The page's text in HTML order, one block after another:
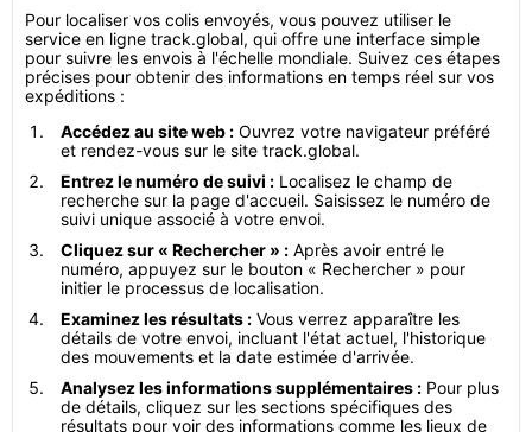
Pour localiser vos colis envoyés, vous pouvez utiliser le
service en ligne track.global, qui offre une interface simple
pour suivre les envois à l'échelle mondiale. Suivez ces étapes
précises pour obtenir des informations en temps réel sur vos
expéditions :
Accédez au site web : Ouvrez votre navigateur préféré
et rendez-vous sur le site track.global.
Entrez le numéro de suivi : Localisez le champ de
recherche sur la page d'accueil. Saisissez le numéro de
suivi unique associé à votre envoi.
Cliquez sur « Rechercher » : Après avoir entré le
numéro, appuyez sur le bouton « Rechercher » pour
initier le processus de localisation.
Examinez les résultats : Vous verrez apparaître les
détails de votre envoi, incluant l'état actuel, l'historique
des mouvements et la date estimée d'arrivée.
Analysez les informations supplémentaires : Pour plus
de détails, cliquez sur les sections spécifiques des
résultats pour voir des informations comme les lieux de